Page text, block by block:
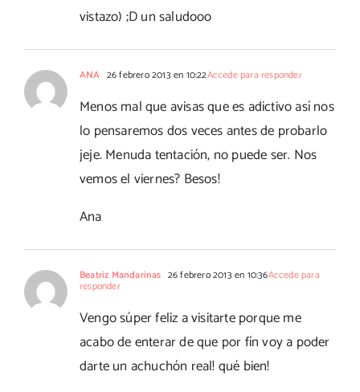
vistazo) ;D un saludooo
ANA 26 febrero 2013 en 10:22Accede para responder
Menos mal que avisas que es adictivo así nos
lo pensaremos dos veces antes de probarlo
jeje. Menuda tentación, no puede ser. Nos
vemos el viernes? Besos!
Ana
Beatriz Mandarinas 26 febrero 2013 en 10:36Accede para
responder
Vengo súper feliz a visitarte porque me
acabo de enterar de que por fín voy a poder
darte un achuchón real! qué bien!